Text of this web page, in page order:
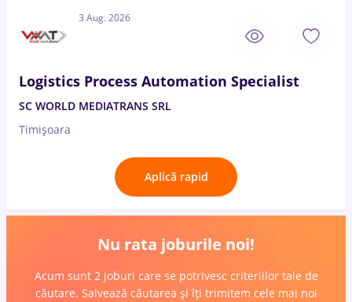
3 Aug. 2026
Logistics Process Automation Specialist
SC WORLD MEDIATRANS SRL
Timișoara
Aplică rapid
Nu rata joburile noi!
Acum sunt 2 joburi care se potrivesc criteriilor tale de
căutare. Salvează căutarea și îți trimitem cele mai noi